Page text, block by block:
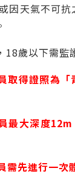
因天氣不可
18歲以下需監
取得證照為「
最大深度
需先進行一次